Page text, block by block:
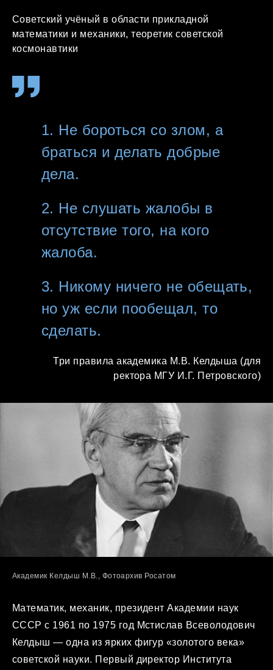
Советский учёный в области прикладной
математики и механики, теоретик советской
космонавтики
1. Не бороться со злом, а
браться и делать добрые
дела.
2. Не слушать жалобы в
отсутствие того, на кого
жалоба.
3. Никому ничего не обещать,
но уж если пообещал, то
сделать.
Три правила академика М.В. Келдыша (для
ректора МГУ И.Г. Петровского)
Академик Келдыш М.В., Фотоархив Росатом
Математик, механик, президент Академии наук
СССР с 1961 по 1975 год Мстислав Всеволодович
Келдыш — одна из ярких фигур «золотого века»
советской науки. Первый директор Института